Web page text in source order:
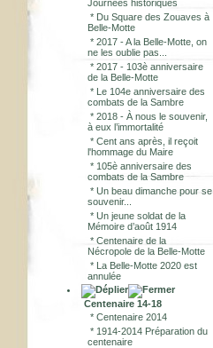
Journées historiques
* Du Square des Zouaves à
Belle-Motte
* 2017 - A la Belle-Motte, on
ne les oublie pas...
* 2017 - 103è anniversaire
de la Belle-Motte
* Le 104e anniversaire des
combats de la Sambre
* 2018 - À nous le souvenir,
à eux l’immortalité
* Cent ans après, il reçoit
l'hommage du Maire
* 105è anniversaire des
combats de la Sambre
* Un beau dimanche pour se
souvenir...
* Un jeune soldat de la
Mémoire d’août 1914
* Centenaire de la
Nécropole de la Belle-Motte
* La Belle-Motte 2020 est
annulée
Centenaire 14-18
* Centenaire 2014
* 1914-2014 Préparation du
centenaire